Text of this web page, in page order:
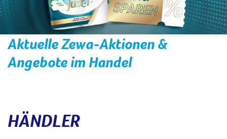
Aktuelle Zewa-Aktionen &
Angebote im Handel
HÄNDLER